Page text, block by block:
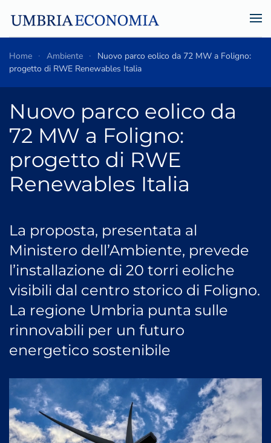
Skip to main content
Home Ambiente
Nuovo parco eolico da 72 MW a Foligno:
progetto di RWE Renewables Italia
Nuovo parco eolico da
72 MW a Foligno:
progetto di RWE
Renewables Italia
La proposta, presentata al
Ministero dell’Ambiente, prevede
l’installazione di 20 torri eoliche
visibili dal centro storico di Foligno.
La regione Umbria punta sulle
rinnovabili per un futuro
energetico sostenibile